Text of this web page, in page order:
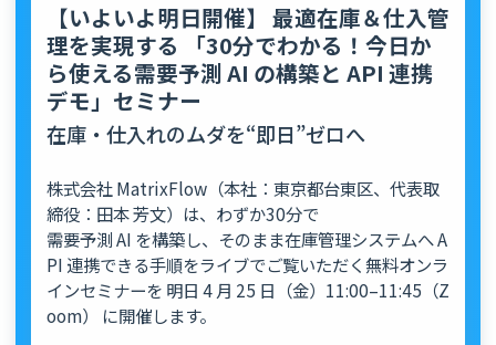
【いよいよ明日開催】 最適在庫＆仕入管
理を実現する 「30分でわかる！今日か
ら使える需要予測 AI の構築と API 連携
デモ」セミナー
在庫・仕入れのムダを“即日”ゼロへ
株式会社 MatrixFlow（本社：東京都台東区、代表取
締役：田本 芳文）は、わずか30分で
需要予測 AI を構築し、そのまま在庫管理システムへ A
PI 連携できる手順をライブでご覧いただく無料オンラ
インセミナーを 明日 4 月 25 日（金）11:00–11:45（Z
oom） に開催します。